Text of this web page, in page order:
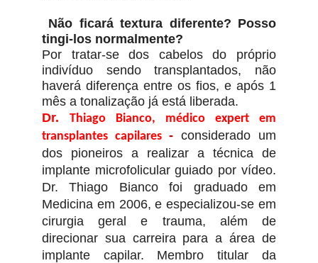
Não ficará textura diferente? Posso
tingi-los normalmente?
Por tratar-se dos cabelos do próprio
indivíduo sendo transplantados, não
haverá diferença entre os fios, e após 1
mês a tonalização já está liberada.
Dr.
Thiago Bianco, médico expert em
transplantes capilares -considerado um
dos pioneiros a realizar a técnica de
implante microfolicular guiado por vídeo.
Dr. Thiago Bianco foi graduado em
Medicina em 2006, e especializou-se em
cirurgia geral e trauma, além de
direcionar sua carreira para a área de
implante capilar. Membro titular da